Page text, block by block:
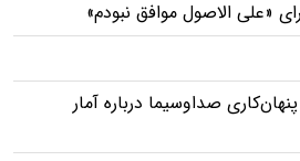
«علی الاصول موافق نبودم»
صداوسیما درباره آمار